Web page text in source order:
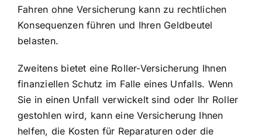
Fahren ohne Versicherung kann zu rechtlichen
Konsequenzen führen und Ihren Geldbeutel
belasten.
Zweitens bietet eine Roller-Versicherung Ihnen
finanziellen Schutz im Falle eines Unfalls. Wenn
Sie in einen Unfall verwickelt sind oder Ihr Roller
gestohlen wird, kann eine Versicherung Ihnen
helfen, die Kosten für Reparaturen oder die